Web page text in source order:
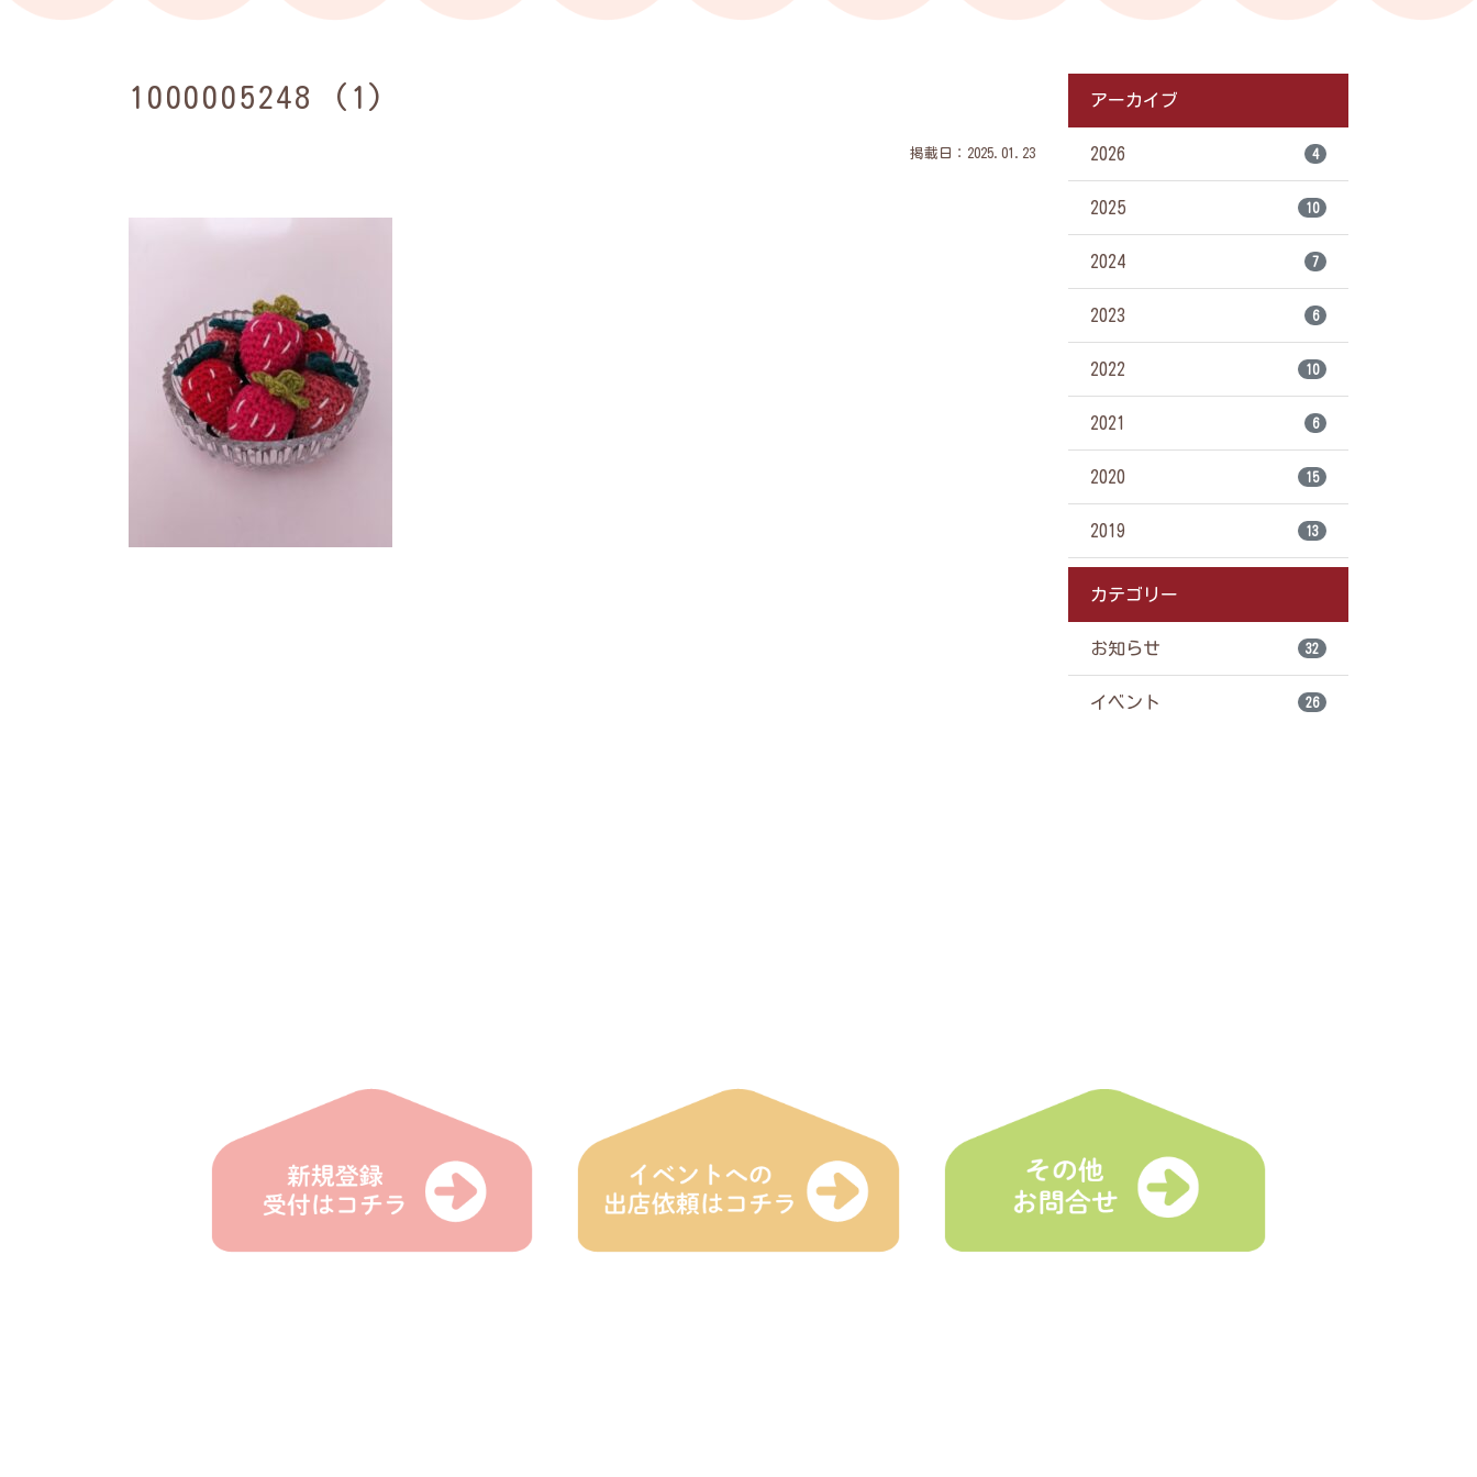
1000005248 (1)
掲載日：2025.01.23
アーカイブ
2026 4
2025 10
2024 7
2023 6
2022 10
2021 6
2020 15
2019 13
カテゴリー
お知らせ 32
イベント 26